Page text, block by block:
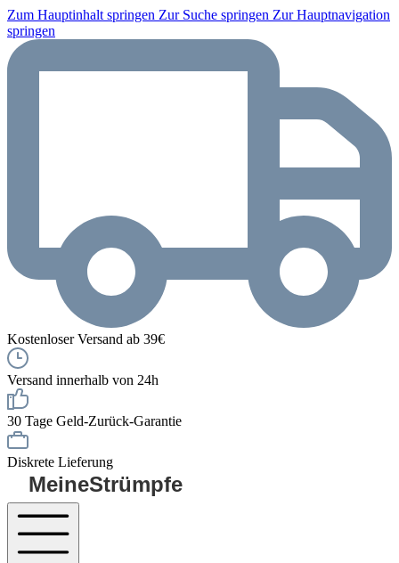
Zum Hauptinhalt springen Zur Suche springen Zur Hauptnavigation
springen
Kostenloser Versand ab 39€
Versand innerhalb von 24h
30 Tage Geld-Zurück-Garantie
Diskrete Lieferung
MeineStrümpfe